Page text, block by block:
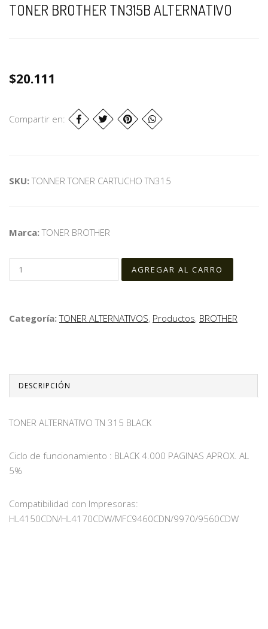
TONER BROTHER TN315B ALTERNATIVO
$20.111
Compartir en:
SKU:TONNER TONER CARTUCHO TN315
Marca:TONER BROTHER
Categoría:TONER ALTERNATIVOS, Productos, BROTHER
DESCRIPCIÓN
TONER ALTERNATIVO TN 315 BLACK
Ciclo de funcionamiento : BLACK 4.000 PAGINAS APROX. AL
5%
Compatibilidad con Impresoras:
HL4150CDN/HL4170CDW/MFC9460CDN/9970/9560CDW